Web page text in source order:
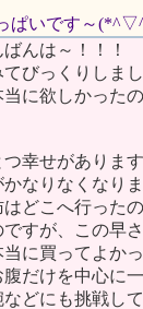
ぱいです～
んは～！！！
びっくりしま
に欲しかった
幸せがありま
かなりなくなり
はどこへ行った
すが、この早
に買ってよか
だけを中心に
どにも挑戦し